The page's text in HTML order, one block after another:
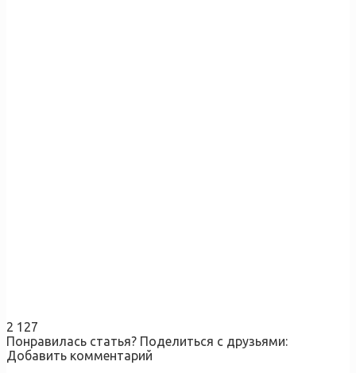
2 127
Понравилась статья? Поделиться с друзьями:
Добавить комментарий